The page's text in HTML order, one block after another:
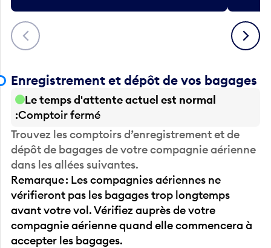
Précédent Suivant
Enregistrement et dépôt de vos bagages
Le temps d'attente actuel est normal
Comptoir fermé
Trouvez les comptoirs d’enregistrement et de
dépôt de bagages de votre compagnie aérienne
dans les allées suivantes.
Remarque : Les compagnies aériennes ne
vérifieront pas les bagages trop longtemps
avant votre vol. Vérifiez auprès de votre
compagnie aérienne quand elle commencera à
accepter les bagages.